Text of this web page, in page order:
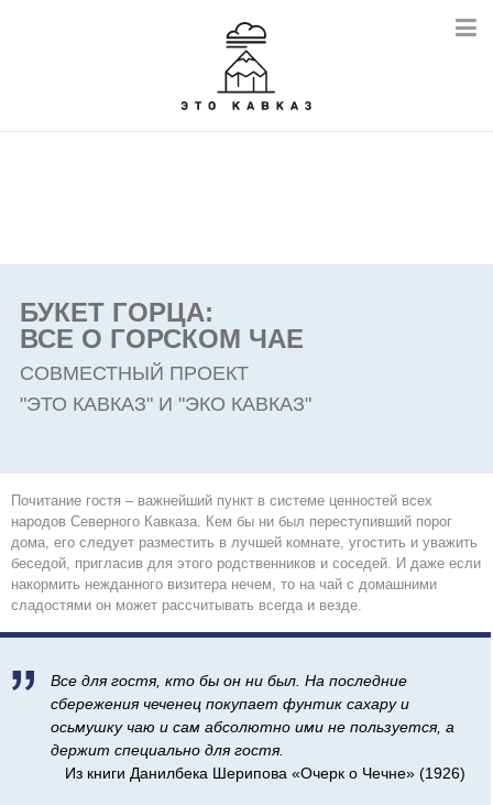
БУКЕТ ГОРЦА:
ВСЕ О ГОРСКОМ ЧАЕ
СОВМЕСТНЫЙ ПРОЕКТ
"ЭТО КАВКАЗ" И "ЭКО КАВКАЗ"
Почитание гостя – важнейший пункт в системе ценностей всех
народов Северного Кавказа. Кем бы ни был переступивший порог
дома, его следует разместить в лучшей комнате, угостить и уважить
беседой, пригласив для этого родственников и соседей. И даже если
накормить нежданного визитера нечем, то на чай с домашними
сладостями он может рассчитывать всегда и везде.

Все для гостя, кто бы он ни был. На последние
сбережения чеченец покупает фунтик сахару и
осьмушку чаю и сам абсолютно ими не пользуется, а
держит специально для гостя.
Из книги Данилбека Шерипова «Очерк о Чечне» (1926)